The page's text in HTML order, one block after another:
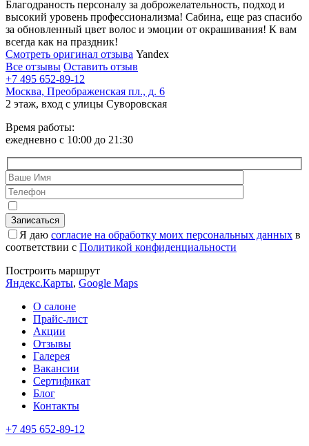
Благодраность персоналу за доброжелательность, подход и
высокий уровень профессионализма! Сабина, еще раз спасибо
за обновленный цвет волос и эмоции от окрашивания! К вам
всегда как на праздник!
Смотреть оригинал отзыва Yandex
Все отзывы Оставить отзыв
+7 495 652-89-12
Москва, Преображенская пл., д. 6
2 этаж, вход с улицы Суворовская
Время работы:
ежедневно с 10:00 до 21:30
Я даю согласие на обработку моих персональных данных в
соответствии с Политикой конфиденциальности
Построить маршрут
Яндекс.Карты, Google Maps
О салоне
Прайс-лист
Акции
Отзывы
Галерея
Вакансии
Сертификат
Блог
Контакты
+7 495 652-89-12